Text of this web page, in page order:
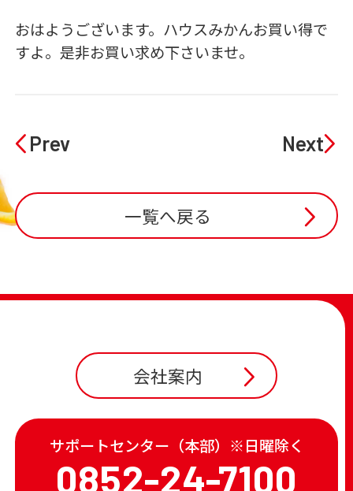
おはようございます。ハウスみかんお買い得で
すよ。是非お買い求め下さいませ。
Prev Next
一覧へ戻る
会社案内
サポートセンター（本部）※日曜除く
0852-24-7100